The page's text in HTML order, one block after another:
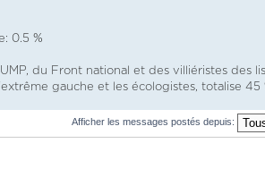
0.5 %
du Front national et des villiéristes des
gauche et les écologistes, totalise
Afficher les messages postés depuis: